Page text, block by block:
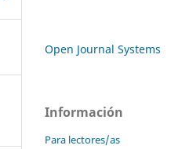
Open Journal Systems
Información
Para lectores/as